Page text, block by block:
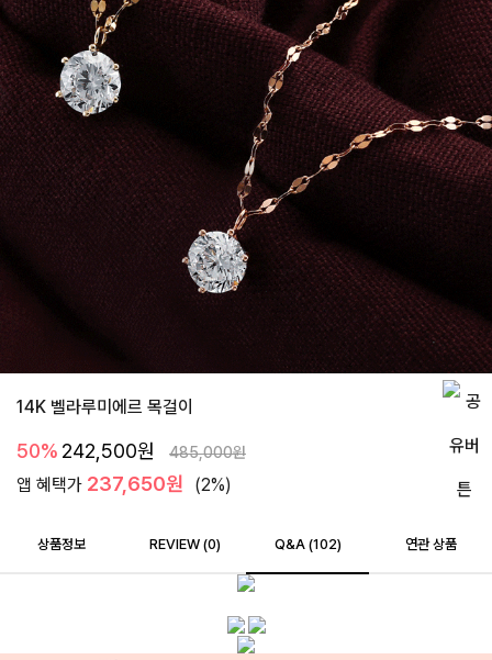
14K 벨라루미에르 목걸이
50% 242,500원 485,000원
앱 혜택가 237,650원 (2%)
상품정보 REVIEW (0) Q&A (102) 연관 상품